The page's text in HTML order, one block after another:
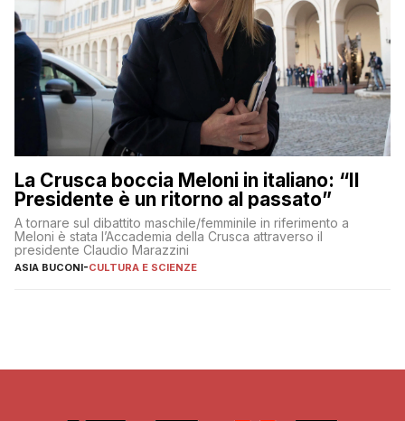
La Crusca boccia Meloni in italiano: “Il
Presidente è un ritorno al passato”
A tornare sul dibattito maschile/femminile in riferimento a
Meloni è stata l’Accademia della Crusca attraverso il
presidente Claudio Marazzini
ASIA BUCONI-CULTURA E SCIENZE